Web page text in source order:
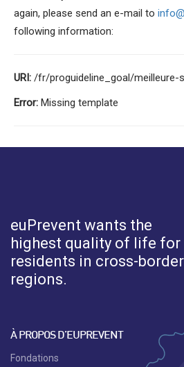
again, please send an e-mail to
following information:
URI: /fr/proguideline_goal/meilleure-
Error: Missing template
euPrevent wants the
highest quality of life for
residents in cross-border
regions.
À PROPOS D’EUPREVENT
Fondations